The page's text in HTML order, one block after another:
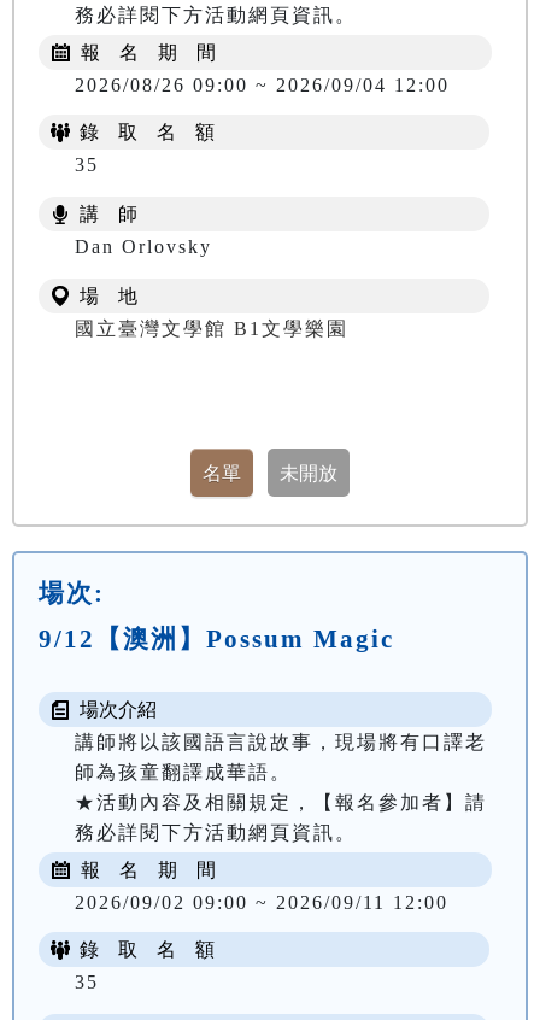
務必詳閱下方活動網頁資訊。
報 名 期 間
2026/08/26 09:00 ~ 2026/09/04 12:00
錄 取 名 額
35
講 師
​​​​​​​Dan Orlovsky
場 地
國立臺灣文學館 B1文學樂園
場次:
9/12【澳洲】Possum Magic
場次介紹
講師將以該國語言說故事，現場將有口譯老
師為孩童翻譯成華語。
★活動內容及相關規定，【報名參加者】請
務必詳閱下方活動網頁資訊。
報 名 期 間
2026/09/02 09:00 ~ 2026/09/11 12:00
錄 取 名 額
35